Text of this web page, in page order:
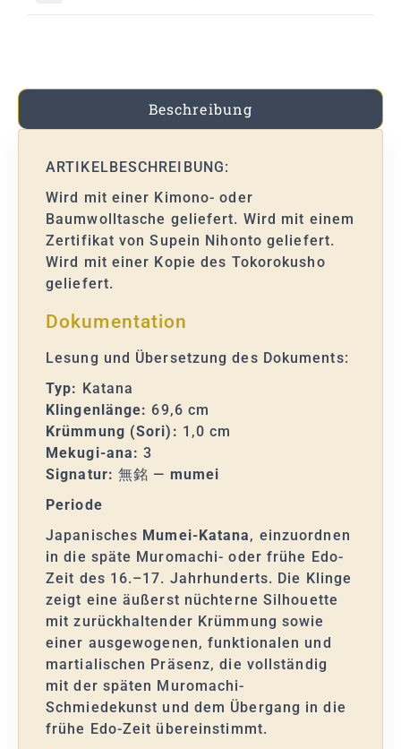
Beschreibung
ARTIKELBESCHREIBUNG:
Wird mit einer Kimono- oder
Baumwolltasche geliefert. Wird mit einem
Zertifikat von Supein Nihonto geliefert.
Wird mit einer Kopie des Tokorokusho
geliefert.
Dokumentation
Lesung und Übersetzung des Dokuments:
Typ: Katana
Klingenlänge: 69,6 cm
Krümmung (Sori): 1,0 cm
Mekugi-ana: 3
Signatur: 無銘 — mumei
Periode
Japanisches Mumei-Katana, einzuordnen
in die späte Muromachi- oder frühe Edo-
Zeit des 16.–17. Jahrhunderts. Die Klinge
zeigt eine äußerst nüchterne Silhouette
mit zurückhaltender Krümmung sowie
einer ausgewogenen, funktionalen und
martialischen Präsenz, die vollständig
mit der späten Muromachi-
Schmiedekunst und dem Übergang in die
frühe Edo-Zeit übereinstimmt.